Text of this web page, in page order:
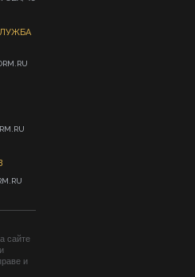
сайте
и